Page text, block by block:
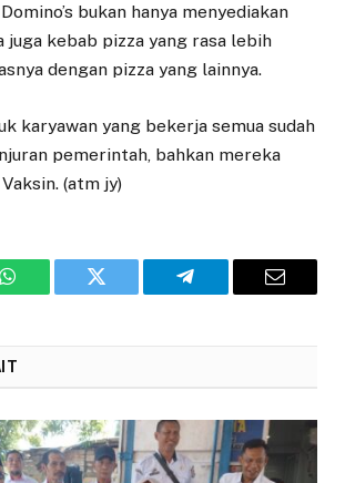
bukan hanya menyediakan
juga kebab pizza yang rasa lebih
dengan pizza yang lainnya.
karyawan yang bekerja semua sudah
pemerintah, bahkan mereka
(atm jy)
WhatsAppTwitter Telegram Email